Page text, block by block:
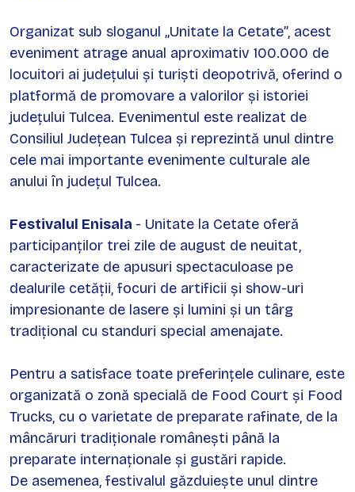
Organizat sub sloganul „Unitate la Cetate”, acest
eveniment atrage anual aproximativ 100.000 de
locuitori ai județului și turiști deopotrivă, oferind o
platformă de promovare a valorilor și istoriei
județului Tulcea. Evenimentul este realizat de
Consiliul Județean Tulcea și reprezintă unul dintre
cele mai importante evenimente culturale ale
anului în județul Tulcea.
Festivalul Enisala - Unitate la Cetate oferă
participanților trei zile de august de neuitat,
caracterizate de apusuri spectaculoase pe
dealurile cetății, focuri de artificii și show-uri
impresionante de lasere și lumini și un târg
tradițional cu standuri special amenajate.
Pentru a satisface toate preferințele culinare, este
organizată o zonă specială de Food Court și Food
Trucks, cu o varietate de preparate rafinate, de la
mâncăruri tradiționale românești până la
preparate internaționale și gustări rapide.
De asemenea, festivalul găzduiește unul dintre